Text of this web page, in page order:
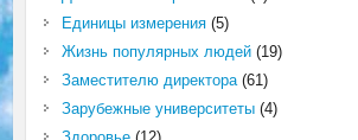
Единицы измерения(5)
Жизнь популярных людей(19)
Заместителю директора(61)
Зарубежные университеты(4)